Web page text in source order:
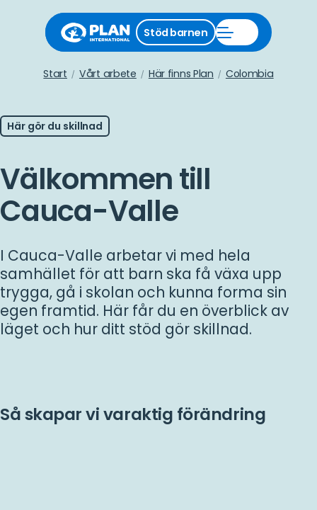
Start Vårt arbete Här finns Plan Colombia
Stäng
stödmeny
Stöd barnen
Stöd
barnen
Öppna
meny
Här gör du skillnad
Välkommen till
Cauca-Valle
I Cauca-Valle arbetar vi med hela
samhället för att barn ska få växa upp
trygga, gå i skolan och kunna forma sin
egen framtid. Här får du en överblick av
läget och hur ditt stöd gör skillnad.
Så skapar vi varaktig förändring